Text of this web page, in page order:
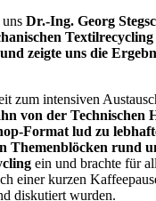
Dr.-Ing. Georg
Textilrecycling
zeigte uns die
zum intensiven
von der Technischen
Format lud zu
Themenblöcken rund
ein und brachte für
einer kurzen
diskutiert wurden.